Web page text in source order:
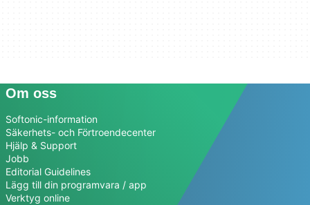
Om oss
Softonic-information
Säkerhets- och Förtroendecenter
Hjälp & Support
Jobb
Editorial Guidelines
Lägg till din programvara / app
Verktyg online